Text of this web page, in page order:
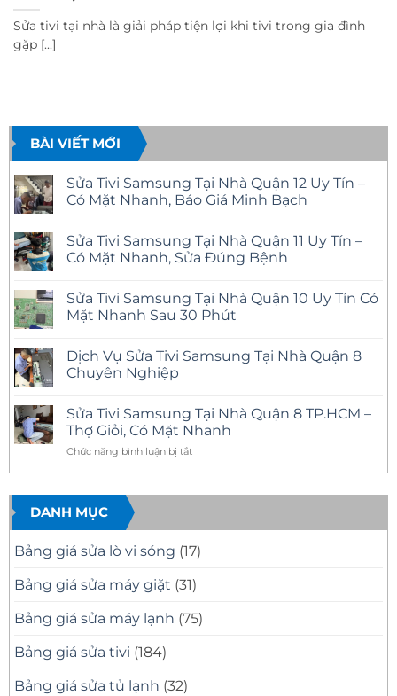
Sửa tivi tại nhà là giải pháp tiện lợi khi tivi trong gia đình
gặp [...]
BÀI VIẾT MỚI
Sửa Tivi Samsung Tại Nhà Quận 12 Uy Tín –
Có Mặt Nhanh, Báo Giá Minh Bạch
bình
luận
ở
Samsung
Tại
Nhà
Uy
Tín
–
Nhanh,
Báo
Giá
Minh
Bạch
Sửa Tivi Samsung Tại Nhà Quận 11 Uy Tín –
Có Mặt Nhanh, Sửa Đúng Bệnh
bình
luận
ở
Samsung
Tại
Nhà
Uy
Tín
Có
Mặt
Nhanh,
Đúng
Bệnh
Sửa Tivi Samsung Tại Nhà Quận 10 Uy Tín Có
Mặt Nhanh Sau 30 Phút
bình
luận
ở
Samsung
Tại
Nhà
Quận
10
Uy
Có
Mặt
Nhanh
Sau
Phút
Dịch Vụ Sửa Tivi Samsung Tại Nhà Quận 8
Chuyên Nghiệp
bình
luận
ở
Dịch
Vụ
Sửa
Samsung
Tại
Nhà
Quận
Chuyên
Sửa Tivi Samsung Tại Nhà Quận 8 TP.HCM –
Thợ Giỏi, Có Mặt Nhanh
Chức năng bình luận bị tắtở
Samsung
8
–
Giỏi,
DANH MỤC
Bảng giá sửa lò vi sóng (17)
Bảng giá sửa máy giặt (31)
Bảng giá sửa máy lạnh (75)
Bảng giá sửa tivi (184)
Bảng giá sửa tủ lạnh (32)